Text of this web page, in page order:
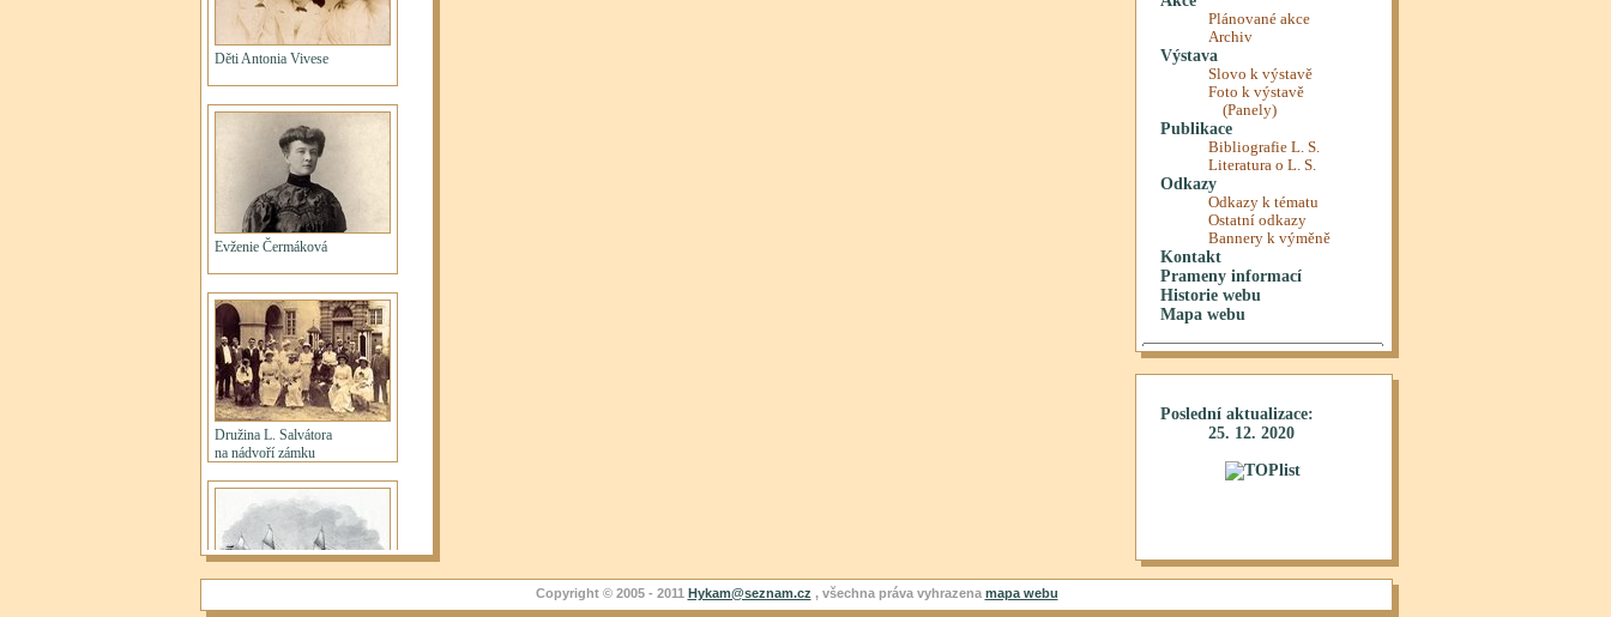
Copyright © 2005 - 2011 Hykam@seznam.cz , všechna práva vyhrazena mapa webu